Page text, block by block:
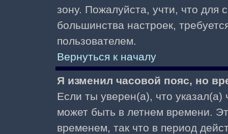
зону. Пожалуйста, учти, что для
большинства настроек,
пользователем.
Вернуться к началу
Я изменил часовой пояс, но
Если ты уверен(а), что
может быть в летнем времени.
временем, так что в период